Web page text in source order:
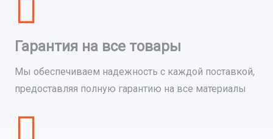
Гарантия на все товары
Мы обеспечиваем надежность с каждой поставкой,
предоставляя полную гарантию на все материалы